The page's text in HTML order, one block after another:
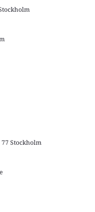
77 Stockholm